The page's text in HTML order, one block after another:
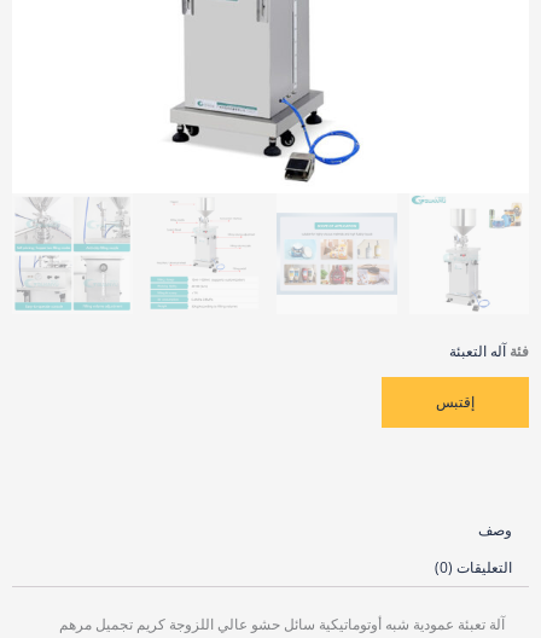
فئة آله التعبئة
إقتبس
وصف
التعليقات (0)
آلة تعبئة عمودية شبه أوتوماتيكية سائل حشو عالي اللزوجة كريم تجميل مرهم